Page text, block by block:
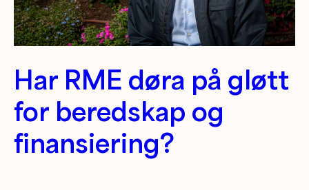
Har RME døra på gløtt
for beredskap og
finansiering?